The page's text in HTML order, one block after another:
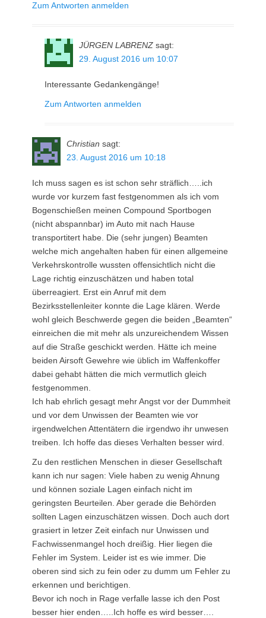
Zum Antworten anmelden
JÜRGEN LABRENZ sagt:
29. August 2016 um 10:07
Interessante Gedankengänge!
Zum Antworten anmelden
Christian sagt:
23. August 2016 um 10:18
Ich muss sagen es ist schon sehr sträflich…..ich
wurde vor kurzem fast festgenommen als ich vom
Bogenschießen meinen Compound Sportbogen
(nicht abspannbar) im Auto mit nach Hause
transportitert habe. Die (sehr jungen) Beamten
welche mich angehalten haben für einen allgemeine
Verkehrskontrolle wussten offensichtlich nicht die
Lage richtig einzuschätzen und haben total
überreagiert. Erst ein Anruf mit dem
Bezirksstellenleiter konnte die Lage klären. Werde
wohl gleich Beschwerde gegen die beiden „Beamten“
einreichen die mit mehr als unzureichendem Wissen
auf die Straße geschickt werden. Hätte ich meine
beiden Airsoft Gewehre wie üblich im Waffenkoffer
dabei gehabt hätten die mich vermutlich gleich
festgenommen.
Ich hab ehrlich gesagt mehr Angst vor der Dummheit
und vor dem Unwissen der Beamten wie vor
irgendwelchen Attentätern die irgendwo ihr unwesen
treiben. Ich hoffe das dieses Verhalten besser wird.
Zu den restlichen Menschen in dieser Gesellschaft
kann ich nur sagen: Viele haben zu wenig Ahnung
und können soziale Lagen einfach nicht im
geringsten Beurteilen. Aber gerade die Behörden
sollten Lagen einzuschätzen wissen. Doch auch dort
grasiert in letzer Zeit einfach nur Unwissen und
Fachwissenmangel hoch dreißig. Hier liegen die
Fehler im System. Leider ist es wie immer. Die
oberen sind sich zu fein oder zu dumm um Fehler zu
erkennen und berichtigen.
Bevor ich noch in Rage verfalle lasse ich den Post
besser hier enden…..Ich hoffe es wird besser….